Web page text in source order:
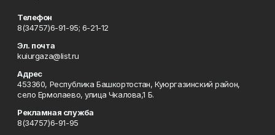
Телефон
8(34757)6-91-95; 6-21-12
Эл. почта
kuiurgaza@list.ru
Адрес
453360, Республика Башкортостан, Куюргазинский район,
село Ермолаево, улица Чкалова,1 Б.
Рекламная служба
8(34757)6-91-95